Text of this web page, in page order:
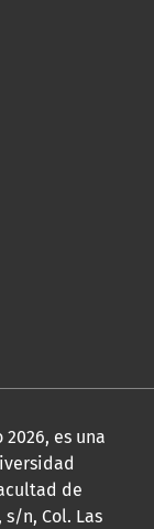
2026, es una
de
s/n, Col. Las